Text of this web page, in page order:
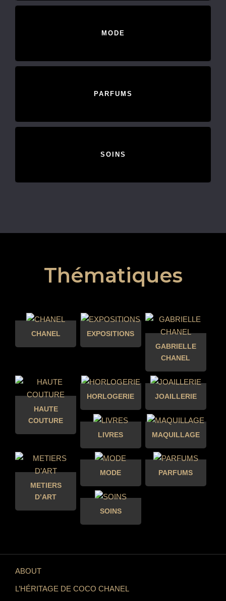
MODE
PARFUMS
SOINS
Thématiques
CHANEL
EXPOSITIONS
GABRIELLE
CHANEL
HAUTE
COUTURE
HORLOGERIE JOAILLERIE
LIVRES MAQUILLAGE
METIERS
D’ART
MODE PARFUMS
SOINS
ABOUT
L’HÉRITAGE DE COCO CHANEL